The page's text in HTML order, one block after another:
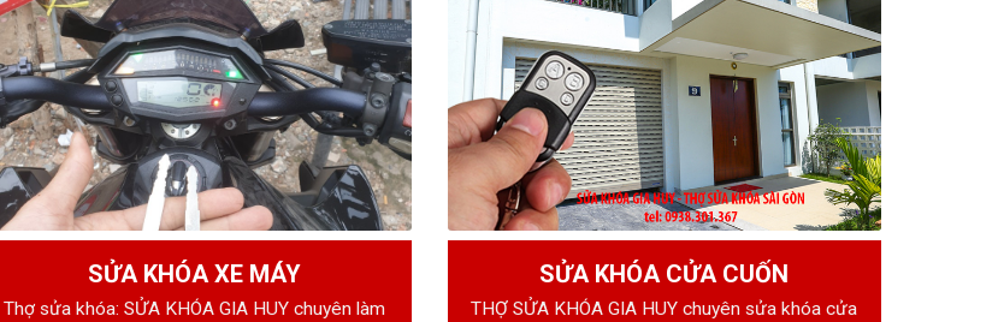
SỬA KHÓA XE MÁY
Thợ sửa khóa: SỬA KHÓA GIA HUY chuyên làm
SỬA KHÓA CỬA CUỐN
THỢ SỬA KHÓA GIA HUY chuyên sửa khóa cửa